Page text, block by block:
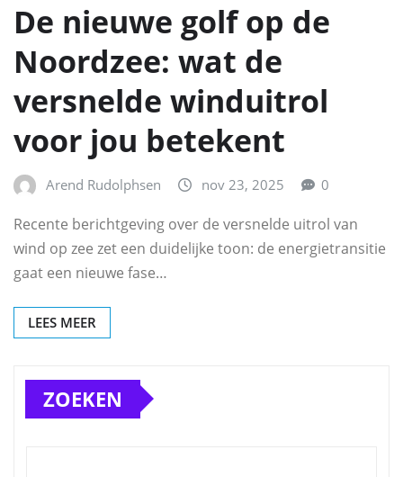
De nieuwe golf op de
Noordzee: wat de
versnelde winduitrol
voor jou betekent
Arend Rudolphsen nov 23, 2025 0
Recente berichtgeving over de versnelde uitrol van
wind op zee zet een duidelijke toon: de energietransitie
gaat een nieuwe fase…
LEES MEER
ZOEKEN